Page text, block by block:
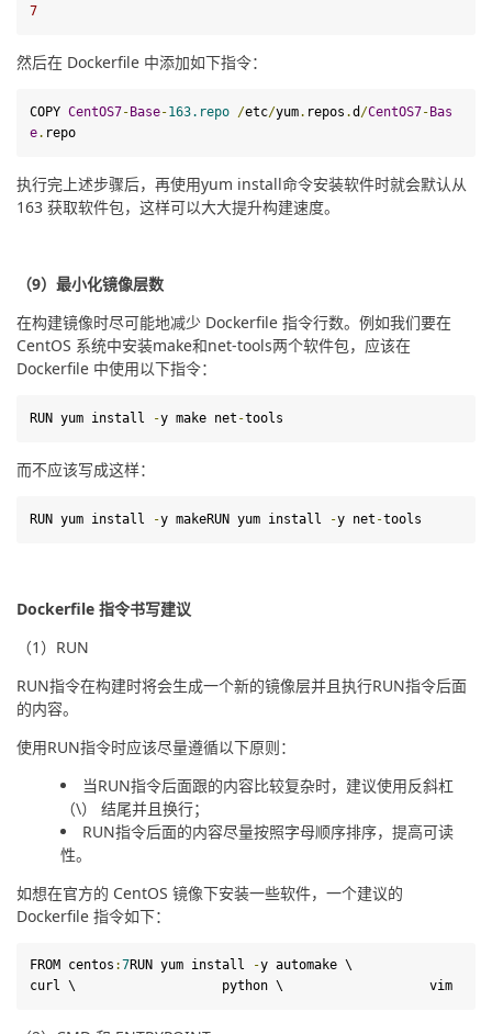
7
然后在 Dockerfile 中添加如下指令：
COPY CentOS7- Base-163.repo /etc/yum. repos .d /CentOS7- Bas
e. repo
执行完上述步骤后，再使用yum install命令安装软件时就会默认从
163 获取软件包，这样可以大大提升构建速度。
（9）最小化镜像层数
在构建镜像时尽可能地减少 Dockerfile 指令行数。例如我们要在
CentOS 系统中安装make和net-tools两个软件包，应该在
Dockerfile 中使用以下指令：
RUN yum install -y make net -tools
而不应该写成这样：
RUN yum install -y makeRUN yum install -y net -tools
Dockerfile 指令书写建议
（1）RUN
RUN指令在构建时将会生成一个新的镜像层并且执行RUN指令后面
的内容。
使用RUN指令时应该尽量遵循以下原则：
当RUN指令后面跟的内容比较复杂时，建议使用反斜杠
（\） 结尾并且换行；
RUN指令后面的内容尽量按照字母顺序排序，提高可读
性。
如想在官方的 CentOS 镜像下安装一些软件，一个建议的
Dockerfile 指令如下：
FROM centos :7RUN yum install -y automake \
curl \ python \ vim